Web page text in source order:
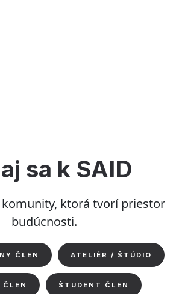
sa k SAID
komunity, ktorá tvorí priestor
budúcnosti.
ČLEN ATELIÉR / ŠTÚDIO
ČLEN ŠTUDENT ČLEN